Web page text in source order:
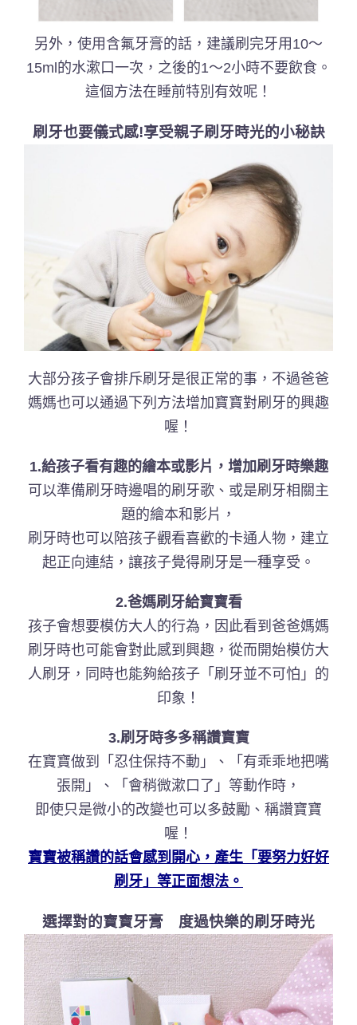
另外，使用含氟牙膏的話，建議刷完牙用10～
15ml的水漱口一次，之後的1～2小時不要飲食。
這個方法在睡前特別有效呢！
刷牙也要儀式感!享受親子刷牙時光的小秘訣
大部分孩子會排斥刷牙是很正常的事，不過爸爸
媽媽也可以通過下列方法增加寶寶對刷牙的興趣
喔！
1.給孩子看有趣的繪本或影片，增加刷牙時樂趣
可以準備刷牙時邊唱的刷牙歌、或是刷牙相關主
題的繪本和影片，
刷牙時也可以陪孩子觀看喜歡的卡通人物，建立
起正向連結，讓孩子覺得刷牙是一種享受。
2.爸媽刷牙給寶寶看
孩子會想要模仿大人的行為，因此看到爸爸媽媽
刷牙時也可能會對此感到興趣，從而開始模仿大
人刷牙，同時也能夠給孩子「刷牙並不可怕」的
印象！
3.刷牙時多多稱讚寶寶
在寶寶做到「忍住保持不動」、「有乖乖地把嘴
張開」、「會稍微漱口了」等動作時，
即使只是微小的改變也可以多鼓勵、稱讚寶寶
喔！
寶寶被稱讚的話會感到開心，產生「要努力好好
刷牙」等正面想法。
選擇對的寶寶牙膏 度過快樂的刷牙時光